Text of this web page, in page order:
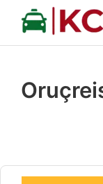
İçeriğe